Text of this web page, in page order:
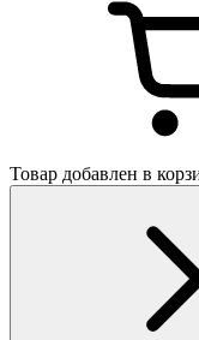
Товар добавлен в